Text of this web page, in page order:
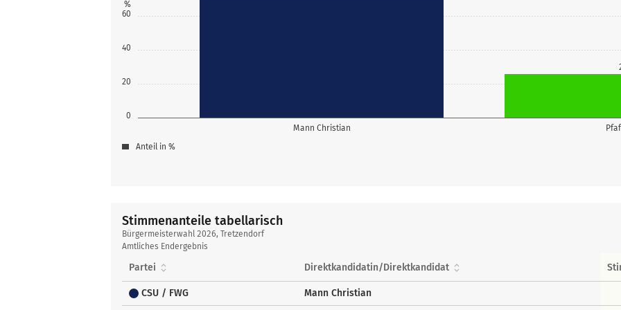
0
20
40
60
%
Mann Christian
Anteil in %
Stimmenanteile tabellarisch
Stimmenanteile
tabellarisch
Bürgermeisterwahl 2026, Tretzendorf
Amtliches Endergebnis
Partei Direktkandidatin/Direktkandidat
CSU / FWG Mann Christian